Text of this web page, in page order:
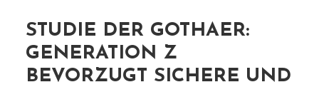
STUDIE DER GOTHAER:
GENERATION Z
BEVORZUGT SICHERE UND